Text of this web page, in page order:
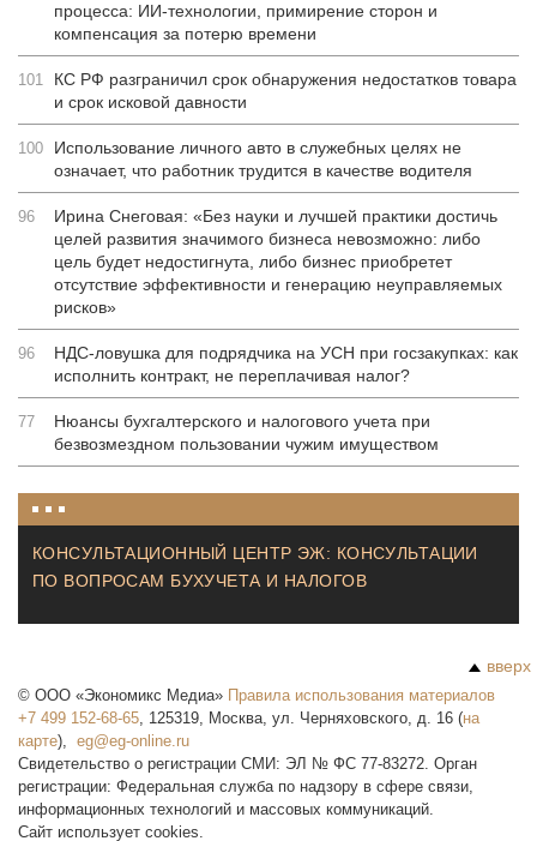
процесса: ИИ-технологии, примирение сторон и
компенсация за потерю времени
101
КС РФ разграничил срок обнаружения недостатков товара
и срок исковой давности
100
Использование личного авто в служебных целях не
означает, что работник трудится в качестве водителя
96
Ирина Снеговая: «Без науки и лучшей практики достичь
целей развития значимого бизнеса невозможно: либо
цель будет недостигнута, либо бизнес приобретет
отсутствие эффективности и генерацию неуправляемых
рисков»
96
НДС-ловушка для подрядчика на УСН при госзакупках: как
исполнить контракт, не переплачивая налог?
77
Нюансы бухгалтерского и налогового учета при
безвозмездном пользовании чужим имуществом
КОНСУЛЬТАЦИОННЫЙ ЦЕНТР ЭЖ: КОНСУЛЬТАЦИИ
ПО ВОПРОСАМ БУХУЧЕТА И НАЛОГОВ
вверх
© ООО «Экономикс Медиа» Правила использования материалов
+7 499 152-68-65, 125319, Москва, ул. Черняховского, д. 16 (на
карте),
Свидетельство о регистрации СМИ: ЭЛ № ФС 77-83272. Орган
регистрации: Федеральная служба по надзору в сфере связи,
информационных технологий и массовых коммуникаций.
Сайт использует cookies.